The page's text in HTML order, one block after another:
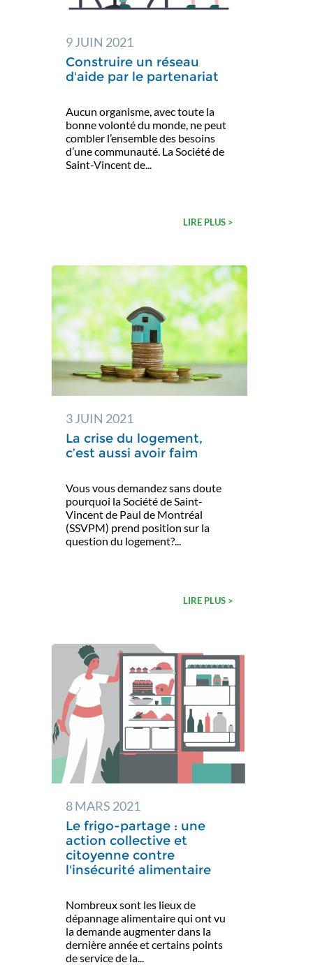
9 JUIN 2021
Construire un réseau
d'aide par le partenariat
Aucun organisme, avec toute la
bonne volonté du monde, ne peut
combler l’ensemble des besoins
d’une communauté. La Société de
Saint-Vincent de...
LIRE PLUS >
3 JUIN 2021
La crise du logement,
c’est aussi avoir faim
Vous vous demandez sans doute
pourquoi la Société de Saint-
Vincent de Paul de Montréal
(SSVPM) prend position sur la
question du logement?...
LIRE PLUS >
8 MARS 2021
Le frigo-partage : une
action collective et
citoyenne contre
l'insécurité alimentaire
Nombreux sont les lieux de
dépannage alimentaire qui ont vu
la demande augmenter dans la
dernière année et certains points
de service de la...